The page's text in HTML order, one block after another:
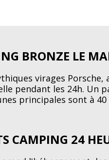
BRONZE LE
virages
pendant les 24h.
principales sont à
CAMPING 24